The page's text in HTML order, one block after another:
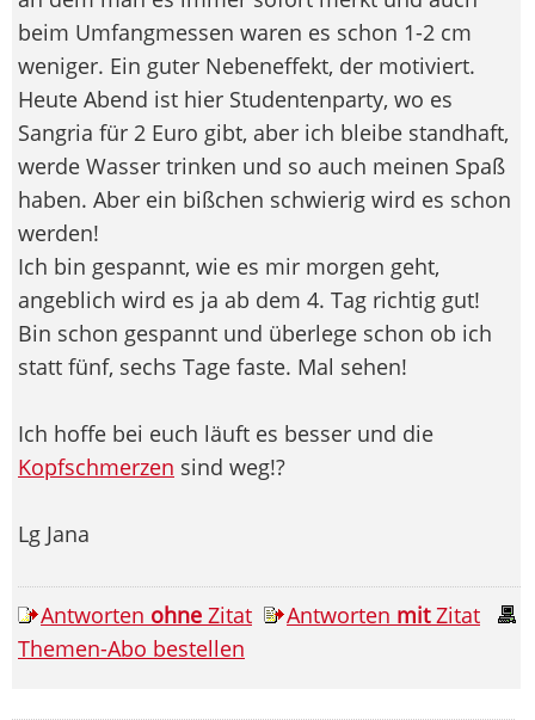
beim Umfangmessen waren es schon 1-2 cm
weniger. Ein guter Nebeneffekt, der motiviert.
Heute Abend ist hier Studentenparty, wo es
Sangria für 2 Euro gibt, aber ich bleibe standhaft,
werde Wasser trinken und so auch meinen Spaß
haben. Aber ein bißchen schwierig wird es schon
werden!
Ich bin gespannt, wie es mir morgen geht,
angeblich wird es ja ab dem 4. Tag richtig gut!
Bin schon gespannt und überlege schon ob ich
statt fünf, sechs Tage faste. Mal sehen!
Ich hoffe bei euch läuft es besser und die
Kopfschmerzen sind weg!?
Lg Jana
Antworten ohne Zitat Antworten mitZitat
Themen-Abo bestellen